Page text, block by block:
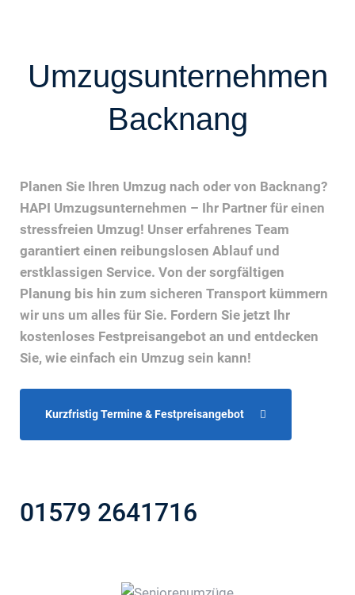
Umzugsunternehmen
Backnang
Planen Sie Ihren Umzug nach oder von Backnang?
HAPI Umzugsunternehmen – Ihr Partner für einen
stressfreien Umzug! Unser erfahrenes Team
garantiert einen reibungslosen Ablauf und
erstklassigen Service. Von der sorgfältigen
Planung bis hin zum sicheren Transport kümmern
wir uns um alles für Sie. Fordern Sie jetzt Ihr
kostenloses Festpreisangebot an und entdecken
Sie, wie einfach ein Umzug sein kann!
Kurzfristig Termine & Festpreisangebot
01579 2641716